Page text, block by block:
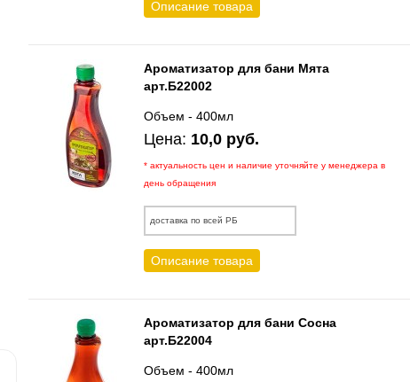
Описание товара
Ароматизатор для бани Мята
арт.Б22002
Объем - 400мл
Цена: 10,0 руб.
* актуальность цен и наличие уточняйте у менеджера в
день обращения
доставка по всей РБ
Описание товара
Ароматизатор для бани Сосна
арт.Б22004
Объем - 400мл